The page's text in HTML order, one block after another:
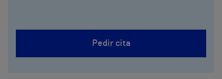
Pedir cita